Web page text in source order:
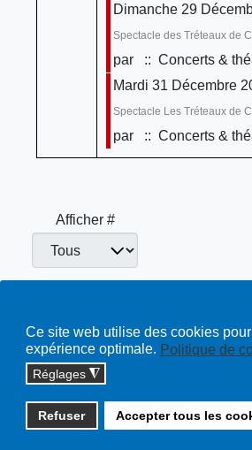
Ce site web utilise des cookies
expérience optimale. Politique de
Réglages ◮
Refuser Accepter tous les
Dimanche 29
Spectacle des Tréteaux de
par
:: Concerts &
Mardi 31 Décembre
Spectacle Les Tréteaux de
par :: Concerts &
Limite
Afficher #
Copyright © 2026 cossonay.ch - tous
solutions informatiques